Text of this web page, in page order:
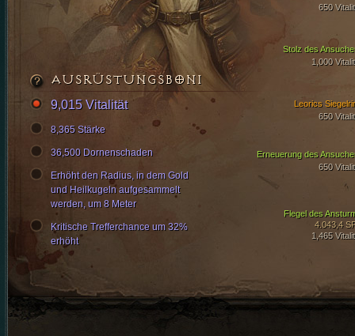
650
Stolz des
1,000
Erneuerung des
650
Flegel des
4.043,4
1,465
Leorics
650
AUSRÜSTUNGSBONI
9,015 Vitalität
8,365 Stärke
36,500 Dornenschaden
Erhöht den Radius, in dem Gold
und Heilkugeln aufgesammelt
werden, um 8 Meter
Kritische Trefferchance um 32%
erhöht